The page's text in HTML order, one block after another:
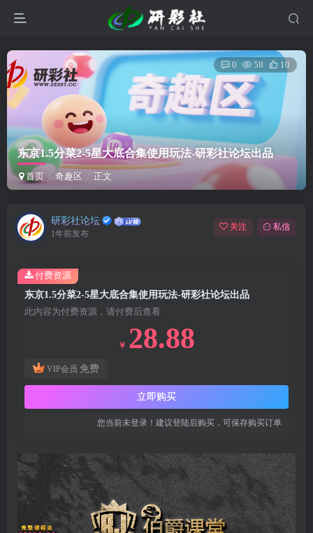
东京1.5分菜2-5星大底合集使用玩法-研彩社论坛出品
首页 奇趣区 正文
0 58 10
研彩社论坛
1年前发布
关注 私信
东京1.5分菜2-5星大底合集使用玩法-研彩社论坛出品
此内容为付费资源，请付费后查看
￥ 28.88
VIP会员 免费
立即购买
您当前未登录！建议登陆后购买，可保存购买订单
付费资源